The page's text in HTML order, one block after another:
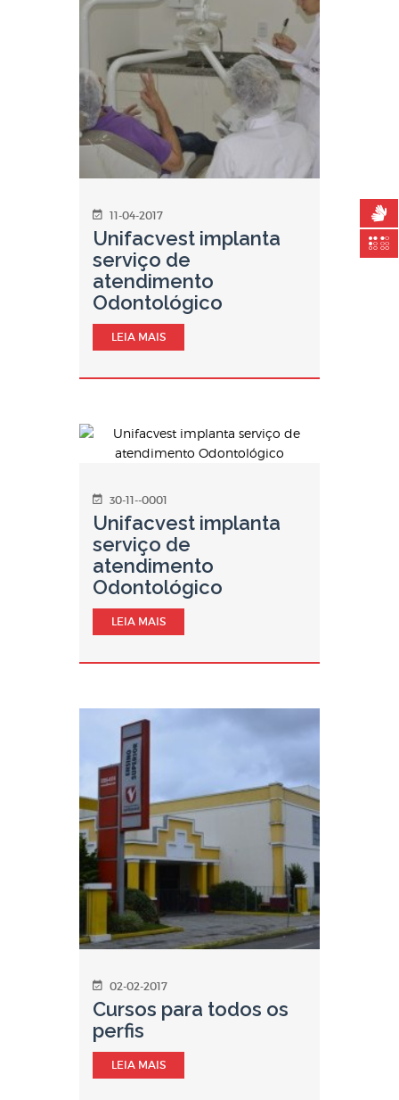
11-04-2017
Unifacvest implanta
serviço de
atendimento
Odontológico
LEIA MAIS
30-11--0001
Unifacvest implanta
serviço de
atendimento
Odontológico
LEIA MAIS
02-02-2017
Cursos para todos os
perfis
LEIA MAIS